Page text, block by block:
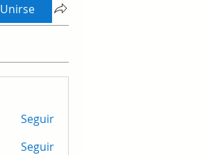
Unirse
Seguir
Seguir